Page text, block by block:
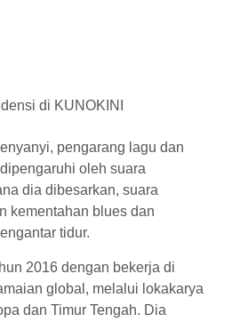
di KUNOKINI
pengarang lagu dan
oleh suara
dia dibesarkan, suara
kementahan blues dan
tidur.
2016 dengan bekerja di
global, melalui lokakarya
dan Timur Tengah. Dia